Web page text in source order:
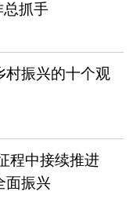
总抓手
村振兴的十个观
程中接续推进
面振兴